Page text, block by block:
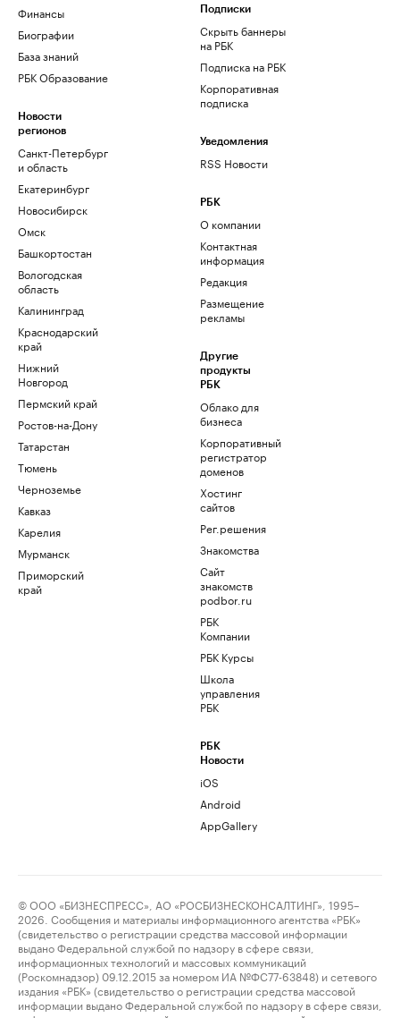
Финансы
Биографии
База знаний
РБК Образование
Новости
регионов
Санкт-Петербург
и область
Екатеринбург
Новосибирск
Омск
Башкортостан
Вологодская
область
Калининград
Краснодарский
край
Нижний
Новгород
Пермский край
Ростов-на-Дону
Татарстан
Тюмень
Черноземье
Кавказ
Карелия
Мурманск
Приморский
край
Подписки
Скрыть баннеры
на РБК
Подписка на РБК
Корпоративная
подписка
Уведомления
RSS Новости
РБК
О компании
Контактная
информация
Редакция
Размещение
рекламы
Другие
продукты
РБК
Облако для
бизнеса
Корпоративный
регистратор
доменов
Хостинг
сайтов
Рег.решения
Знакомства
Сайт
знакомств
podbor.ru
РБК
Компании
РБК Курсы
Школа
управления
РБК
РБК
Новости
iOS
Android
AppGallery
© ООО «БИЗНЕСПРЕСС», АО «РОСБИЗНЕСКОНСАЛТИНГ», 1995–
2026. Сообщения и материалы информационного агентства «РБК»
(свидетельство о регистрации средства массовой информации
выдано Федеральной службой по надзору в сфере связи,
информационных технологий и массовых коммуникаций
(Роскомнадзор) 09.12.2015 за номером ИА №ФС77-63848) и сетевого
издания «РБК» (свидетельство о регистрации средства массовой
информации выдано Федеральной службой по надзору в сфере связи,